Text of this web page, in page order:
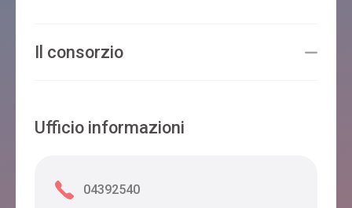
Il consorzio
Ufficio informazioni
04392540